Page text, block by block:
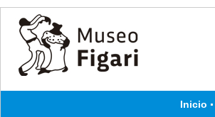
Inicio